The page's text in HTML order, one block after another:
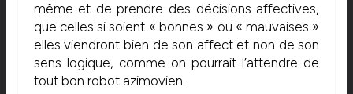
même et de prendre des décisions affectives,
que celles si soient « bonnes » ou « mauvaises »
elles viendront bien de son affect et non de son
sens logique, comme on pourrait l’attendre de
tout bon robot azimovien.